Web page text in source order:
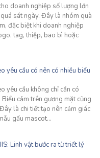
doanh nghiệp số lượng lớn
sát ngày. Đây là nhóm quà
đặc biệt khi doanh nghiệp
tag, thiệp, bao bì hoặc
yêu cầu có nên có nhiều biểu
yêu cầu không chỉ cần có
cảm trên gương mặt cũng
là chi tiết tạo nên cảm giác
gấu mascot…
Linh vật bước ra từ triết lý